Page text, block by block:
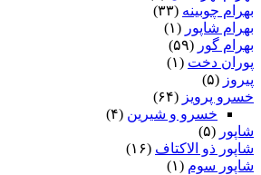
بهرام چوبینه (۳۳)
بهرام شاپور (۱)
بهرام گور (۵۹)
پوران دخت (۱)
پیروز (۵)
خسرو پرویز (۶۴)
خسرو و شیرین (۴)
شاپور (۵)
شاپور ذو الاکتاف (۱۶)
شاپور سوم‏ (۱)